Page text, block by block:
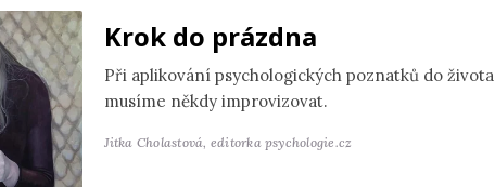
Krok do prázdna
Při aplikování psychologických poznatků do života
musíme někdy improvizovat.
Jitka Cholastová, editorka psychologie.cz